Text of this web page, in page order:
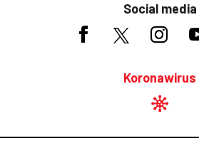
Social media
Koronawirus